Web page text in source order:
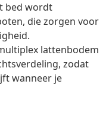
bed wordt
die zorgen voor
lattenbodem
zodat
wanneer je